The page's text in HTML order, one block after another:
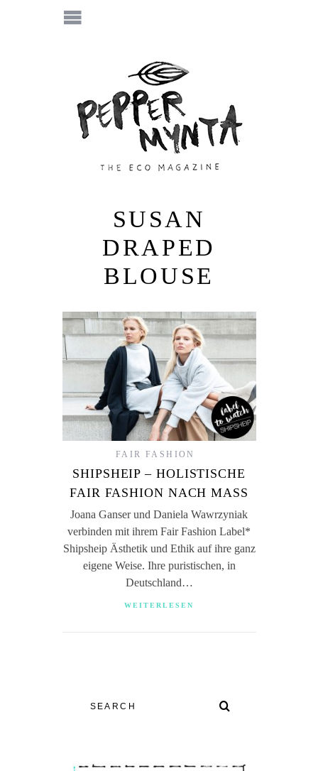
SUSAN
DRAPED
BLOUSE
FAIR FASHION
SHIPSHEIP – HOLISTISCHE
FAIR FASHION NACH MASS
Joana Ganser und Daniela Wawrzyniak
verbinden mit ihrem Fair Fashion Label*
Shipsheip Ästhetik und Ethik auf ihre ganz
eigene Weise. Ihre puristischen, in
Deutschland…
WEITERLESEN